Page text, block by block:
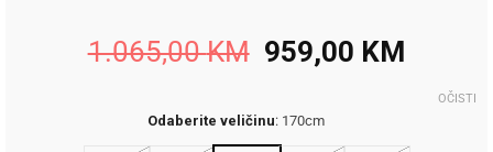
1.065,00KM Original
price
1.065,00 KM.
959,00 KM
Odaberite veličinu: 170cm
OČISTI